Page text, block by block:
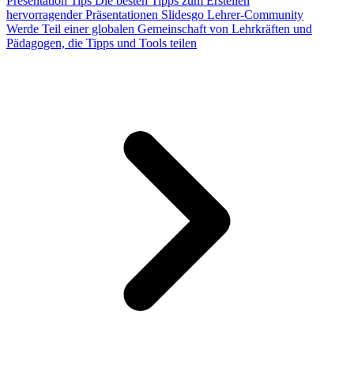
hervorragender Präsentationen Slidesgo Lehrer-Community
Werde Teil einer globalen Gemeinschaft von Lehrkräften und
Pädagogen, die Tipps und Tools teilen